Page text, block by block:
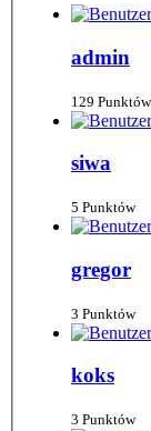
admin
129 Punktów
siwa
5 Punktów
gregor
3 Punktów
koks
3 Punktów